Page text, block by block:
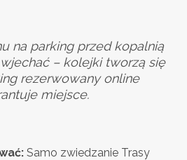
na parking przed kopalnią
– kolejki tworzą się
rezerwowany online
miejsce.
Samo zwiedzanie Trasy